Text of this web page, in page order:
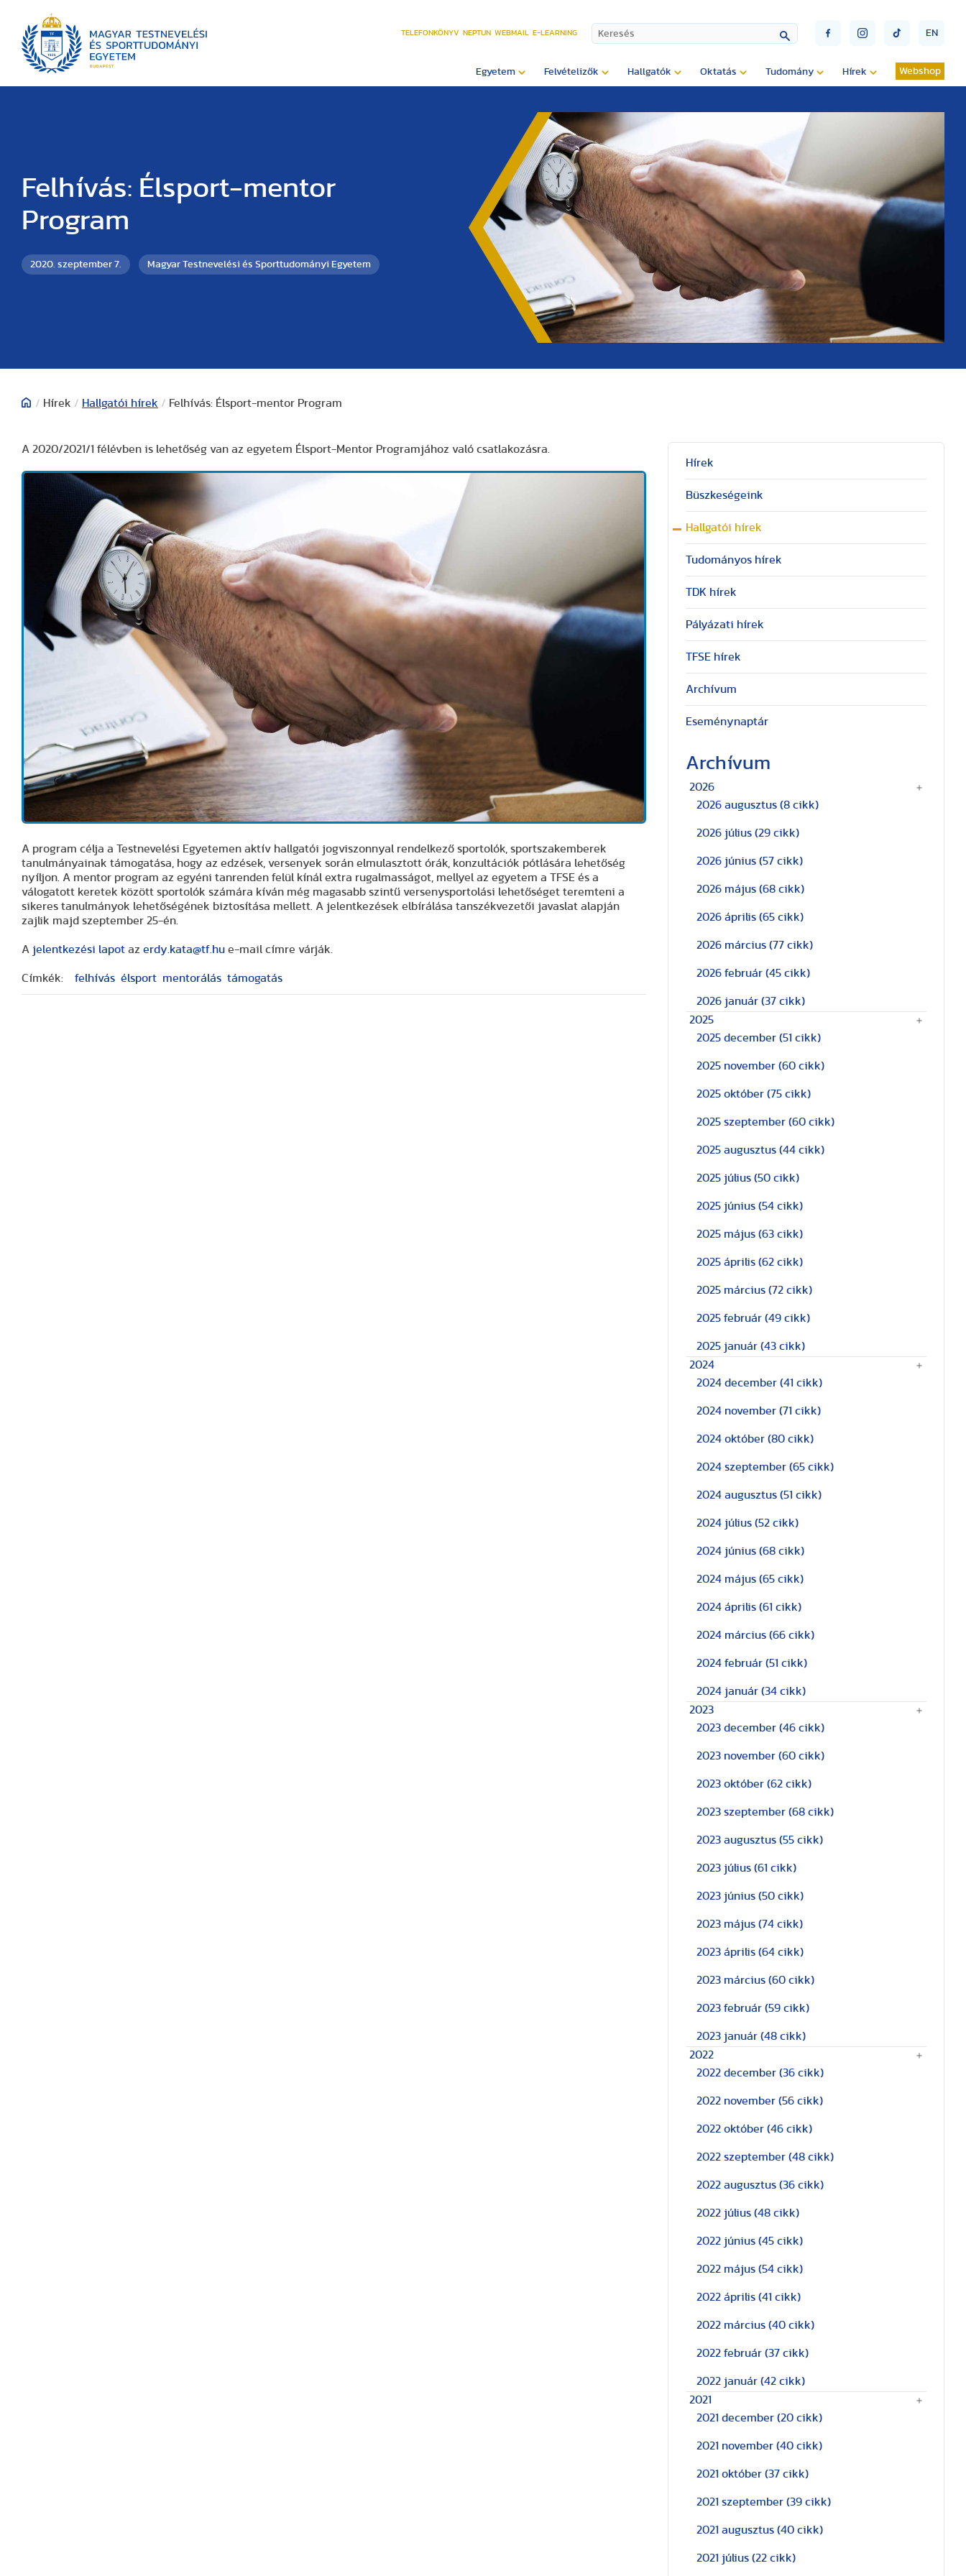
TELEFONKÖNYV NEPTUN WEBMAIL E-LEARNING EN
Egyetem Felvételizők Hallgatók Oktatás Tudomány Hírek Webshop
Felhívás: Élsport-mentor
Program
2020. szeptember 7. Magyar Testnevelési és Sporttudományi Egyetem
/ Hírek / Hallgatói hírek / Felhívás: Élsport-mentor Program
A 2020/2021/1 félévben is lehetőség van az egyetem Élsport-Mentor Programjához való csatlakozásra.
A program célja a Testnevelési Egyetemen aktív hallgatói jogviszonnyal rendelkező sportolók, sportszakemberek
tanulmányainak támogatása, hogy az edzések, versenyek során elmulasztott órák, konzultációk pótlására lehetőség
nyíljon. A mentor program az egyéni tanrenden felül kínál extra rugalmasságot, mellyel az egyetem a TFSE és a
válogatott keretek között sportolók számára kíván még magasabb szintű versenysportolási lehetőséget teremteni a
sikeres tanulmányok lehetőségének biztosítása mellett. A jelentkezések elbírálása tanszékvezetői javaslat alapján
zajlik majd szeptember 25-én.
A jelentkezési lapot az erdy.kata@tf.hu e-mail címre várják.
Címkék: felhívás élsport mentorálás támogatás
Hírek
Büszkeségeink
Hallgatói hírek
Tudományos hírek
TDK hírek
Pályázati hírek
TFSE hírek
Archívum
Eseménynaptár
Archívum
2026
2026 augusztus (8 cikk)
2026 július (29 cikk)
2026 június (57 cikk)
2026 május (68 cikk)
2026 április (65 cikk)
2026 március (77 cikk)
2026 február (45 cikk)
2026 január (37 cikk)
2025
2025 december (51 cikk)
2025 november (60 cikk)
2025 október (75 cikk)
2025 szeptember (60 cikk)
2025 augusztus (44 cikk)
2025 július (50 cikk)
2025 június (54 cikk)
2025 május (63 cikk)
2025 április (62 cikk)
2025 március (72 cikk)
2025 február (49 cikk)
2025 január (43 cikk)
2024
2024 december (41 cikk)
2024 november (71 cikk)
2024 október (80 cikk)
2024 szeptember (65 cikk)
2024 augusztus (51 cikk)
2024 július (52 cikk)
2024 június (68 cikk)
2024 május (65 cikk)
2024 április (61 cikk)
2024 március (66 cikk)
2024 február (51 cikk)
2024 január (34 cikk)
2023
2023 december (46 cikk)
2023 november (60 cikk)
2023 október (62 cikk)
2023 szeptember (68 cikk)
2023 augusztus (55 cikk)
2023 július (61 cikk)
2023 június (50 cikk)
2023 május (74 cikk)
2023 április (64 cikk)
2023 március (60 cikk)
2023 február (59 cikk)
2023 január (48 cikk)
2022
2022 december (36 cikk)
2022 november (56 cikk)
2022 október (46 cikk)
2022 szeptember (48 cikk)
2022 augusztus (36 cikk)
2022 július (48 cikk)
2022 június (45 cikk)
2022 május (54 cikk)
2022 április (41 cikk)
2022 március (40 cikk)
2022 február (37 cikk)
2022 január (42 cikk)
2021
2021 december (20 cikk)
2021 november (40 cikk)
2021 október (37 cikk)
2021 szeptember (39 cikk)
2021 augusztus (40 cikk)
2021 július (22 cikk)